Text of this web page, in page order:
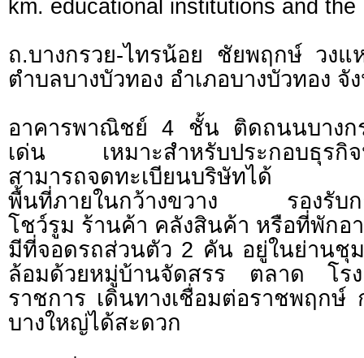
km. educational institutions and
ถ.บางกรวย-ไทรน้อย ชัยพฤกษ์ วง
ตำบลบางบัวทอง อำเภอบางบัวทอง
อาคารพาณิชย์ 4 ชั้น ติดถนนบางก
เด่น เหมาะสำหรับประกอบธุรกิจ
สามารถจดทะเบียนบริษัทได้
พื้นที่ภายในกว้างขวาง รองรับกา
โชว์รูม ร้านค้า คลังสินค้า หรือที่พักอ
มีที่จอดรถส่วนตัว 2 คัน อยู่ในย่านชุ
ล้อมด้วยหมู่บ้านจัดสรร ตลาด โร
ราชการ เดินทางเชื่อมต่อราชพฤกษ์
บางใหญ่ได้สะดวก